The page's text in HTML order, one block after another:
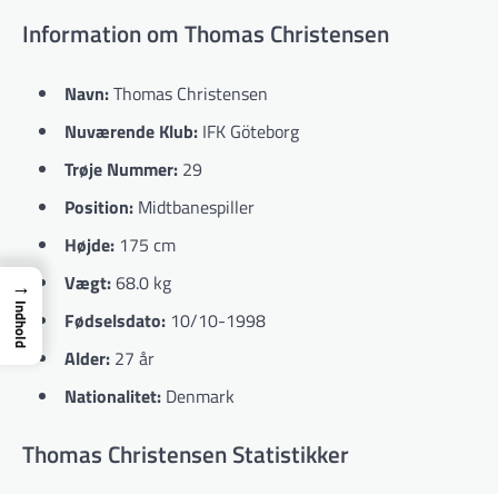
Information om Thomas Christensen
Navn:Thomas Christensen
Nuværende Klub: IFK Göteborg
Trøje Nummer: 29
Position: Midtbanespiller
Højde: 175 cm
Vægt:68.0 kg
Fødselsdato: 10/10-1998
Alder: 27 år
Nationalitet: Denmark
Thomas Christensen Statistikker
→
Indhold